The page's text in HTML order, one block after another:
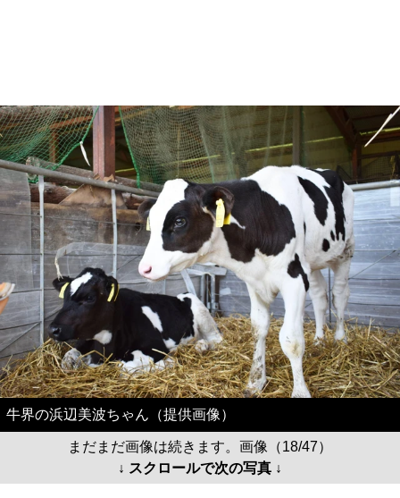
牛界の浜辺美波ちゃん（提供画像）
まだまだ画像は続きます。画像（18/47）
↓ スクロールで次の写真 ↓